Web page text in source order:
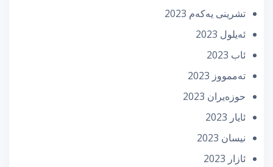
تشرینی یه‌كه‌م 2023
ئه‌یلول 2023
ئاب 2023
تەممووز 2023
حوزه‌یران 2023
ئایار 2023
نیسان 2023
ئازار 2023